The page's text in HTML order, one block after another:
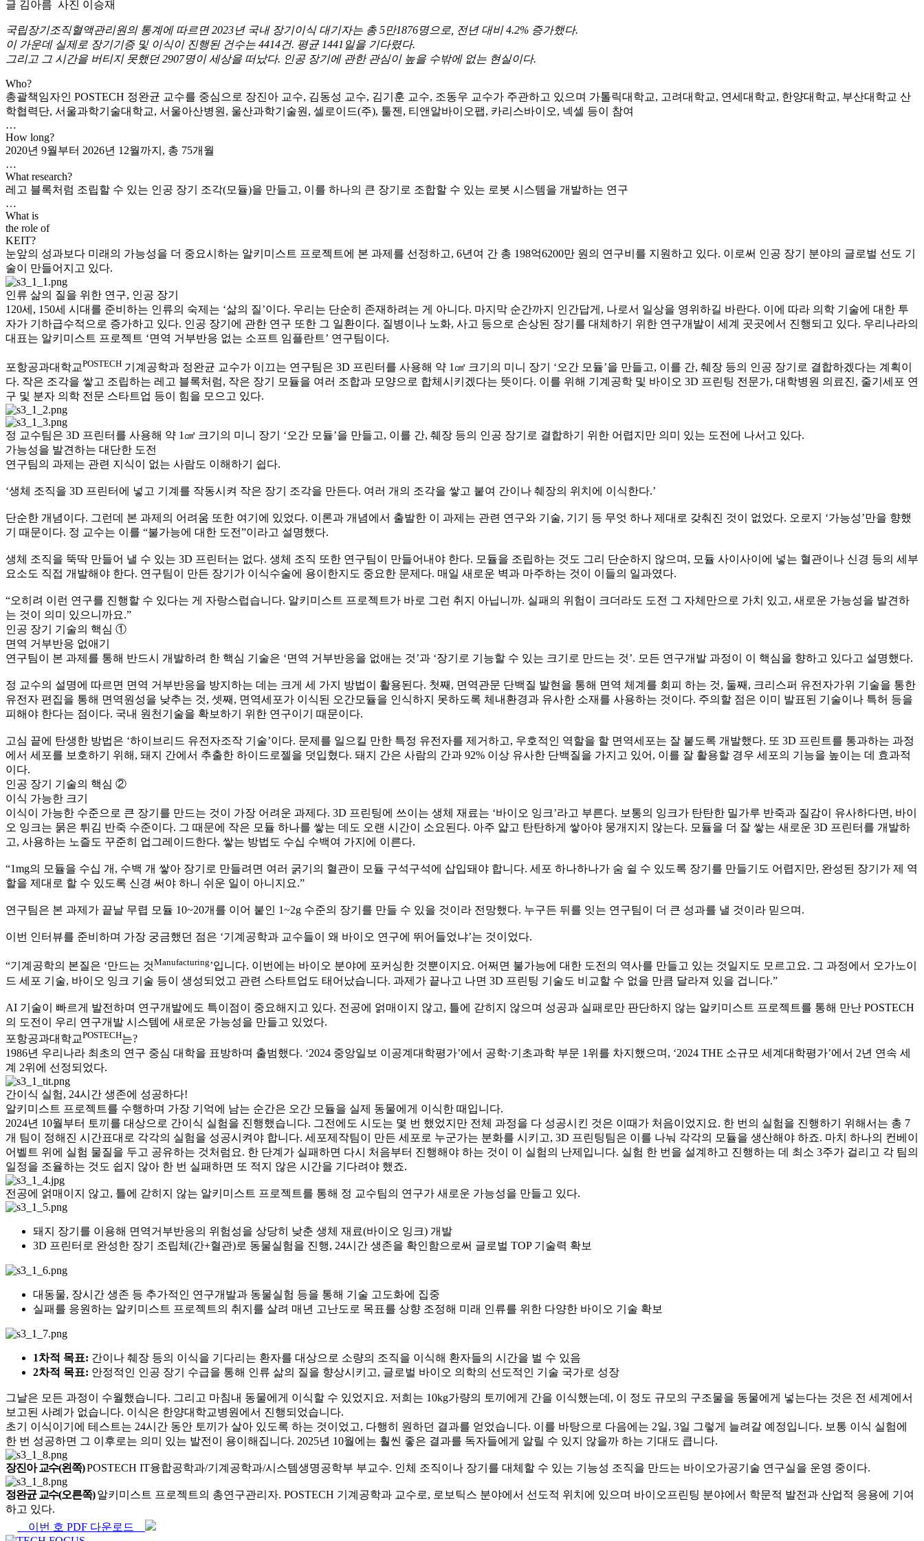
글 김아름 사진 이승재
국립장기조직혈액관리원의 통계에 따르면 2023년 국내 장기이식 대기자는 총 5만1876명으로, 전년 대비 4.2% 증가했다.
이 가운데 실제로 장기기증 및 이식이 진행된 건수는 4414건. 평균 1441일을 기다렸다.
그리고 그 시간을 버티지 못했던 2907명이 세상을 떠났다. 인공 장기에 관한 관심이 높을 수밖에 없는 현실이다.
Who?
총괄책임자인 POSTECH 정완균 교수를 중심으로 장진아 교수, 김동성 교수, 김기훈 교수, 조동우 교수가 주관하고 있으며 가톨릭대학교, 고려대학교, 연세대학교, 한양대학교, 부산대학교 산
학협력단, 서울과학기술대학교, 서울아산병원, 울산과학기술원, 셀로이드(주), 툴젠, 티앤알바이오팹, 카리스바이오, 넥셀 등이 참여
…
How long?
2020년 9월부터 2026년 12월까지, 총 75개월
…
What research?
레고 블록처럼 조립할 수 있는 인공 장기 조각(모듈)을 만들고, 이를 하나의 큰 장기로 조합할 수 있는 로봇 시스템을 개발하는 연구
…
What is
the role of
KEIT?
눈앞의 성과보다 미래의 가능성을 더 중요시하는 알키미스트 프로젝트에 본 과제를 선정하고, 6년여 간 총 198억6200만 원의 연구비를 지원하고 있다. 이로써 인공 장기 분야의 글로벌 선도 기
술이 만들어지고 있다.
인류 삶의 질을 위한 연구, 인공 장기
120세, 150세 시대를 준비하는 인류의 숙제는 ‘삶의 질’이다. 우리는 단순히 존재하려는 게 아니다. 마지막 순간까지 인간답게, 나로서 일상을 영위하길 바란다. 이에 따라 의학 기술에 대한 투
자가 기하급수적으로 증가하고 있다. 인공 장기에 관한 연구 또한 그 일환이다. 질병이나 노화, 사고 등으로 손상된 장기를 대체하기 위한 연구개발이 세계 곳곳에서 진행되고 있다. 우리나라의
대표는 알키미스트 프로젝트 ‘면역 거부반응 없는 소프트 임플란트’ 연구팀이다.
포항공과대학교POSTECH 기계공학과 정완균 교수가 이끄는 연구팀은 3D 프린터를 사용해 약 1㎤ 크기의 미니 장기 ‘오간 모듈’을 만들고, 이를 간, 췌장 등의 인공 장기로 결합하겠다는 계획이
다. 작은 조각을 쌓고 조립하는 레고 블록처럼, 작은 장기 모듈을 여러 조합과 모양으로 합체시키겠다는 뜻이다. 이를 위해 기계공학 및 바이오 3D 프린팅 전문가, 대학병원 의료진, 줄기세포 연
구 및 분자 의학 전문 스타트업 등이 힘을 모으고 있다.
정 교수팀은 3D 프린터를 사용해 약 1㎤ 크기의 미니 장기 ‘오간 모듈’을 만들고, 이를 간, 췌장 등의 인공 장기로 결합하기 위한 어렵지만 의미 있는 도전에 나서고 있다.
가능성을 발견하는 대단한 도전
연구팀의 과제는 관련 지식이 없는 사람도 이해하기 쉽다.
‘생체 조직을 3D 프린터에 넣고 기계를 작동시켜 작은 장기 조각을 만든다. 여러 개의 조각을 쌓고 붙여 간이나 췌장의 위치에 이식한다.’
단순한 개념이다. 그런데 본 과제의 어려움 또한 여기에 있었다. 이론과 개념에서 출발한 이 과제는 관련 연구와 기술, 기기 등 무엇 하나 제대로 갖춰진 것이 없었다. 오로지 ‘가능성’만을 향했
기 때문이다. 정 교수는 이를 “불가능에 대한 도전”이라고 설명했다.
생체 조직을 뚝딱 만들어 낼 수 있는 3D 프린터는 없다. 생체 조직 또한 연구팀이 만들어내야 한다. 모듈을 조립하는 것도 그리 단순하지 않으며, 모듈 사이사이에 넣는 혈관이나 신경 등의 세부
요소도 직접 개발해야 한다. 연구팀이 만든 장기가 이식수술에 용이한지도 중요한 문제다. 매일 새로운 벽과 마주하는 것이 이들의 일과였다.
“오히려 이런 연구를 진행할 수 있다는 게 자랑스럽습니다. 알키미스트 프로젝트가 바로 그런 취지 아닙니까. 실패의 위험이 크더라도 도전 그 자체만으로 가치 있고, 새로운 가능성을 발견하
는 것이 의미 있으니까요.”
인공 장기 기술의 핵심 ①
면역 거부반응 없애기
연구팀이 본 과제를 통해 반드시 개발하려 한 핵심 기술은 ‘면역 거부반응을 없애는 것’과 ‘장기로 기능할 수 있는 크기로 만드는 것’. 모든 연구개발 과정이 이 핵심을 향하고 있다고 설명했다.
정 교수의 설명에 따르면 면역 거부반응을 방지하는 데는 크게 세 가지 방법이 활용된다. 첫째, 면역관문 단백질 발현을 통해 면역 체계를 회피 하는 것, 둘째, 크리스퍼 유전자가위 기술을 통한
유전자 편집을 통해 면역원성을 낮추는 것, 셋째, 면역세포가 이식된 오간모듈을 인식하지 못하도록 체내환경과 유사한 소재를 사용하는 것이다. 주의할 점은 이미 발표된 기술이나 특허 등을
피해야 한다는 점이다. 국내 원천기술을 확보하기 위한 연구이기 때문이다.
고심 끝에 탄생한 방법은 ‘하이브리드 유전자조작 기술’이다. 문제를 일으킬 만한 특정 유전자를 제거하고, 우호적인 역할을 할 면역세포는 잘 붙도록 개발했다. 또 3D 프린트를 통과하는 과정
에서 세포를 보호하기 위해, 돼지 간에서 추출한 하이드로젤을 덧입혔다. 돼지 간은 사람의 간과 92% 이상 유사한 단백질을 가지고 있어, 이를 잘 활용할 경우 세포의 기능을 높이는 데 효과적
이다.
인공 장기 기술의 핵심 ②
이식 가능한 크기
이식이 가능한 수준으로 큰 장기를 만드는 것이 가장 어려운 과제다. 3D 프린팅에 쓰이는 생체 재료는 ‘바이오 잉크’라고 부른다. 보통의 잉크가 탄탄한 밀가루 반죽과 질감이 유사하다면, 바이
오 잉크는 묽은 튀김 반죽 수준이다. 그 때문에 작은 모듈 하나를 쌓는 데도 오랜 시간이 소요된다. 아주 얇고 탄탄하게 쌓아야 뭉개지지 않는다. 모듈을 더 잘 쌓는 새로운 3D 프린터를 개발하
고, 사용하는 노즐도 꾸준히 업그레이드한다. 쌓는 방법도 수십 수백여 가지에 이른다.
“1mg의 모듈을 수십 개, 수백 개 쌓아 장기로 만들려면 여러 굵기의 혈관이 모듈 구석구석에 삽입돼야 합니다. 세포 하나하나가 숨 쉴 수 있도록 장기를 만들기도 어렵지만, 완성된 장기가 제 역
할을 제대로 할 수 있도록 신경 써야 하니 쉬운 일이 아니지요.”
연구팀은 본 과제가 끝날 무렵 모듈 10~20개를 이어 붙인 1~2g 수준의 장기를 만들 수 있을 것이라 전망했다. 누구든 뒤를 잇는 연구팀이 더 큰 성과를 낼 것이라 믿으며.
이번 인터뷰를 준비하며 가장 궁금했던 점은 ‘기계공학과 교수들이 왜 바이오 연구에 뛰어들었냐’는 것이었다.
“기계공학의 본질은 ‘만드는 것Manufacturing’입니다. 이번에는 바이오 분야에 포커싱한 것뿐이지요. 어쩌면 불가능에 대한 도전의 역사를 만들고 있는 것일지도 모르고요. 그 과정에서 오가노이
드 세포 기술, 바이오 잉크 기술 등이 생성되었고 관련 스타트업도 태어났습니다. 과제가 끝나고 나면 3D 프린팅 기술도 비교할 수 없을 만큼 달라져 있을 겁니다.”
AI 기술이 빠르게 발전하며 연구개발에도 특이점이 중요해지고 있다. 전공에 얽매이지 않고, 틀에 갇히지 않으며 성공과 실패로만 판단하지 않는 알키미스트 프로젝트를 통해 만난 POSTECH
의 도전이 우리 연구개발 시스템에 새로운 가능성을 만들고 있었다.
포항공과대학교POSTECH는?
1986년 우리나라 최초의 연구 중심 대학을 표방하며 출범했다. ‘2024 중앙일보 이공계대학평가’에서 공학·기초과학 부문 1위를 차지했으며, ‘2024 THE 소규모 세계대학평가’에서 2년 연속 세
계 2위에 선정되었다.
간이식 실험, 24시간 생존에 성공하다!
알키미스트 프로젝트를 수행하며 가장 기억에 남는 순간은 오간 모듈을 실제 동물에게 이식한 때입니다.
2024년 10월부터 토끼를 대상으로 간이식 실험을 진행했습니다. 그전에도 시도는 몇 번 했었지만 전체 과정을 다 성공시킨 것은 이때가 처음이었지요. 한 번의 실험을 진행하기 위해서는 총 7
개 팀이 정해진 시간표대로 각각의 실험을 성공시켜야 합니다. 세포제작팀이 만든 세포로 누군가는 분화를 시키고, 3D 프린팅팀은 이를 나눠 각각의 모듈을 생산해야 하죠. 마치 하나의 컨베이
어벨트 위에 실험 물질을 두고 공유하는 것처럼요. 한 단계가 실패하면 다시 처음부터 진행해야 하는 것이 이 실험의 난제입니다. 실험 한 번을 설계하고 진행하는 데 최소 3주가 걸리고 각 팀의
일정을 조율하는 것도 쉽지 않아 한 번 실패하면 또 적지 않은 시간을 기다려야 했죠.
전공에 얽매이지 않고, 틀에 갇히지 않는 알키미스트 프로젝트를 통해 정 교수팀의 연구가 새로운 가능성을 만들고 있다.
돼지 장기를 이용해 면역거부반응의 위험성을 상당히 낮춘 생체 재료(바이오 잉크) 개발
3D 프린터로 완성한 장기 조립체(간+혈관)로 동물실험을 진행, 24시간 생존을 확인함으로써 글로벌 TOP 기술력 확보
대동물, 장시간 생존 등 추가적인 연구개발과 동물실험 등을 통해 기술 고도화에 집중
실패를 응원하는 알키미스트 프로젝트의 취지를 살려 매년 고난도로 목표를 상향 조정해 미래 인류를 위한 다양한 바이오 기술 확보
1차적 목표: 간이나 췌장 등의 이식을 기다리는 환자를 대상으로 소량의 조직을 이식해 환자들의 시간을 벌 수 있음
2차적 목표: 안정적인 인공 장기 수급을 통해 인류 삶의 질을 향상시키고, 글로벌 바이오 의학의 선도적인 기술 국가로 성장
그날은 모든 과정이 수월했습니다. 그리고 마침내 동물에게 이식할 수 있었지요. 저희는 10kg가량의 토끼에게 간을 이식했는데, 이 정도 규모의 구조물을 동물에게 넣는다는 것은 전 세계에서
보고된 사례가 없습니다. 이식은 한양대학교병원에서 진행되었습니다.
초기 이식이기에 테스트는 24시간 동안 토끼가 살아 있도록 하는 것이었고, 다행히 원하던 결과를 얻었습니다. 이를 바탕으로 다음에는 2일, 3일 그렇게 늘려갈 예정입니다. 보통 이식 실험에
한 번 성공하면 그 이후로는 의미 있는 발전이 용이해집니다. 2025년 10월에는 훨씬 좋은 결과를 독자들에게 알릴 수 있지 않을까 하는 기대도 큽니다.
장진아 교수(왼쪽)POSTECH IT융합공학과/기계공학과/시스템생명공학부 부교수. 인체 조직이나 장기를 대체할 수 있는 기능성 조직을 만드는 바이오가공기술 연구실을 운영 중이다.
정완균 교수(오른쪽)알키미스트 프로젝트의 총연구관리자. POSTECH 기계공학과 교수로, 로보틱스 분야에서 선도적 위치에 있으며 바이오프린팅 분야에서 학문적 발전과 산업적 응용에 기여
하고 있다.
이번 호 PDF 다운로드